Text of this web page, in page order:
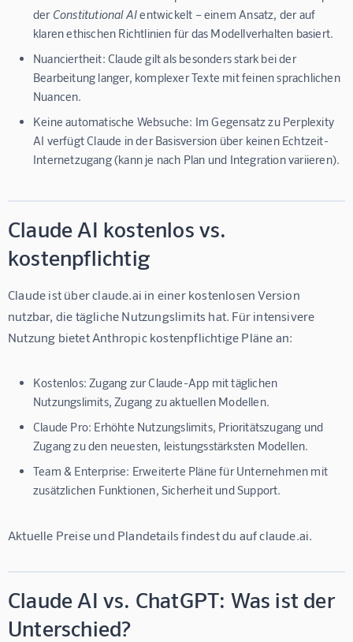
der Constitutional AIentwickelt – einem Ansatz, der auf
klaren ethischen Richtlinien für das Modellverhalten basiert.
Nuanciertheit: Claude gilt als besonders stark bei der
Bearbeitung langer, komplexer Texte mit feinen sprachlichen
Nuancen.
Keine automatische Websuche: Im Gegensatz zu Perplexity
AI verfügt Claude in der Basisversion über keinen Echtzeit-
Internetzugang (kann je nach Plan und Integration variieren).
Claude AI kostenlos vs.
kostenpflichtig
Claude ist über claude.ai in einer kostenlosen Version
nutzbar, die tägliche Nutzungslimits hat. Für intensivere
Nutzung bietet Anthropic kostenpflichtige Pläne an:
Kostenlos: Zugang zur Claude-App mit täglichen
Nutzungslimits, Zugang zu aktuellen Modellen.
Claude Pro: Erhöhte Nutzungslimits, Prioritätszugang und
Zugang zu den neuesten, leistungsstärksten Modellen.
Team & Enterprise: Erweiterte Pläne für Unternehmen mit
zusätzlichen Funktionen, Sicherheit und Support.
Aktuelle Preise und Plandetails findest du auf claude.ai.
Claude AI vs. ChatGPT: Was ist der
Unterschied?